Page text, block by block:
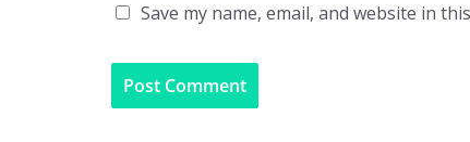
Save my name, email, and website in